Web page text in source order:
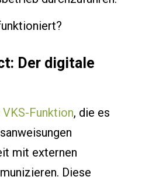
Der digitale
Funktion, die es
mit externen
Diese